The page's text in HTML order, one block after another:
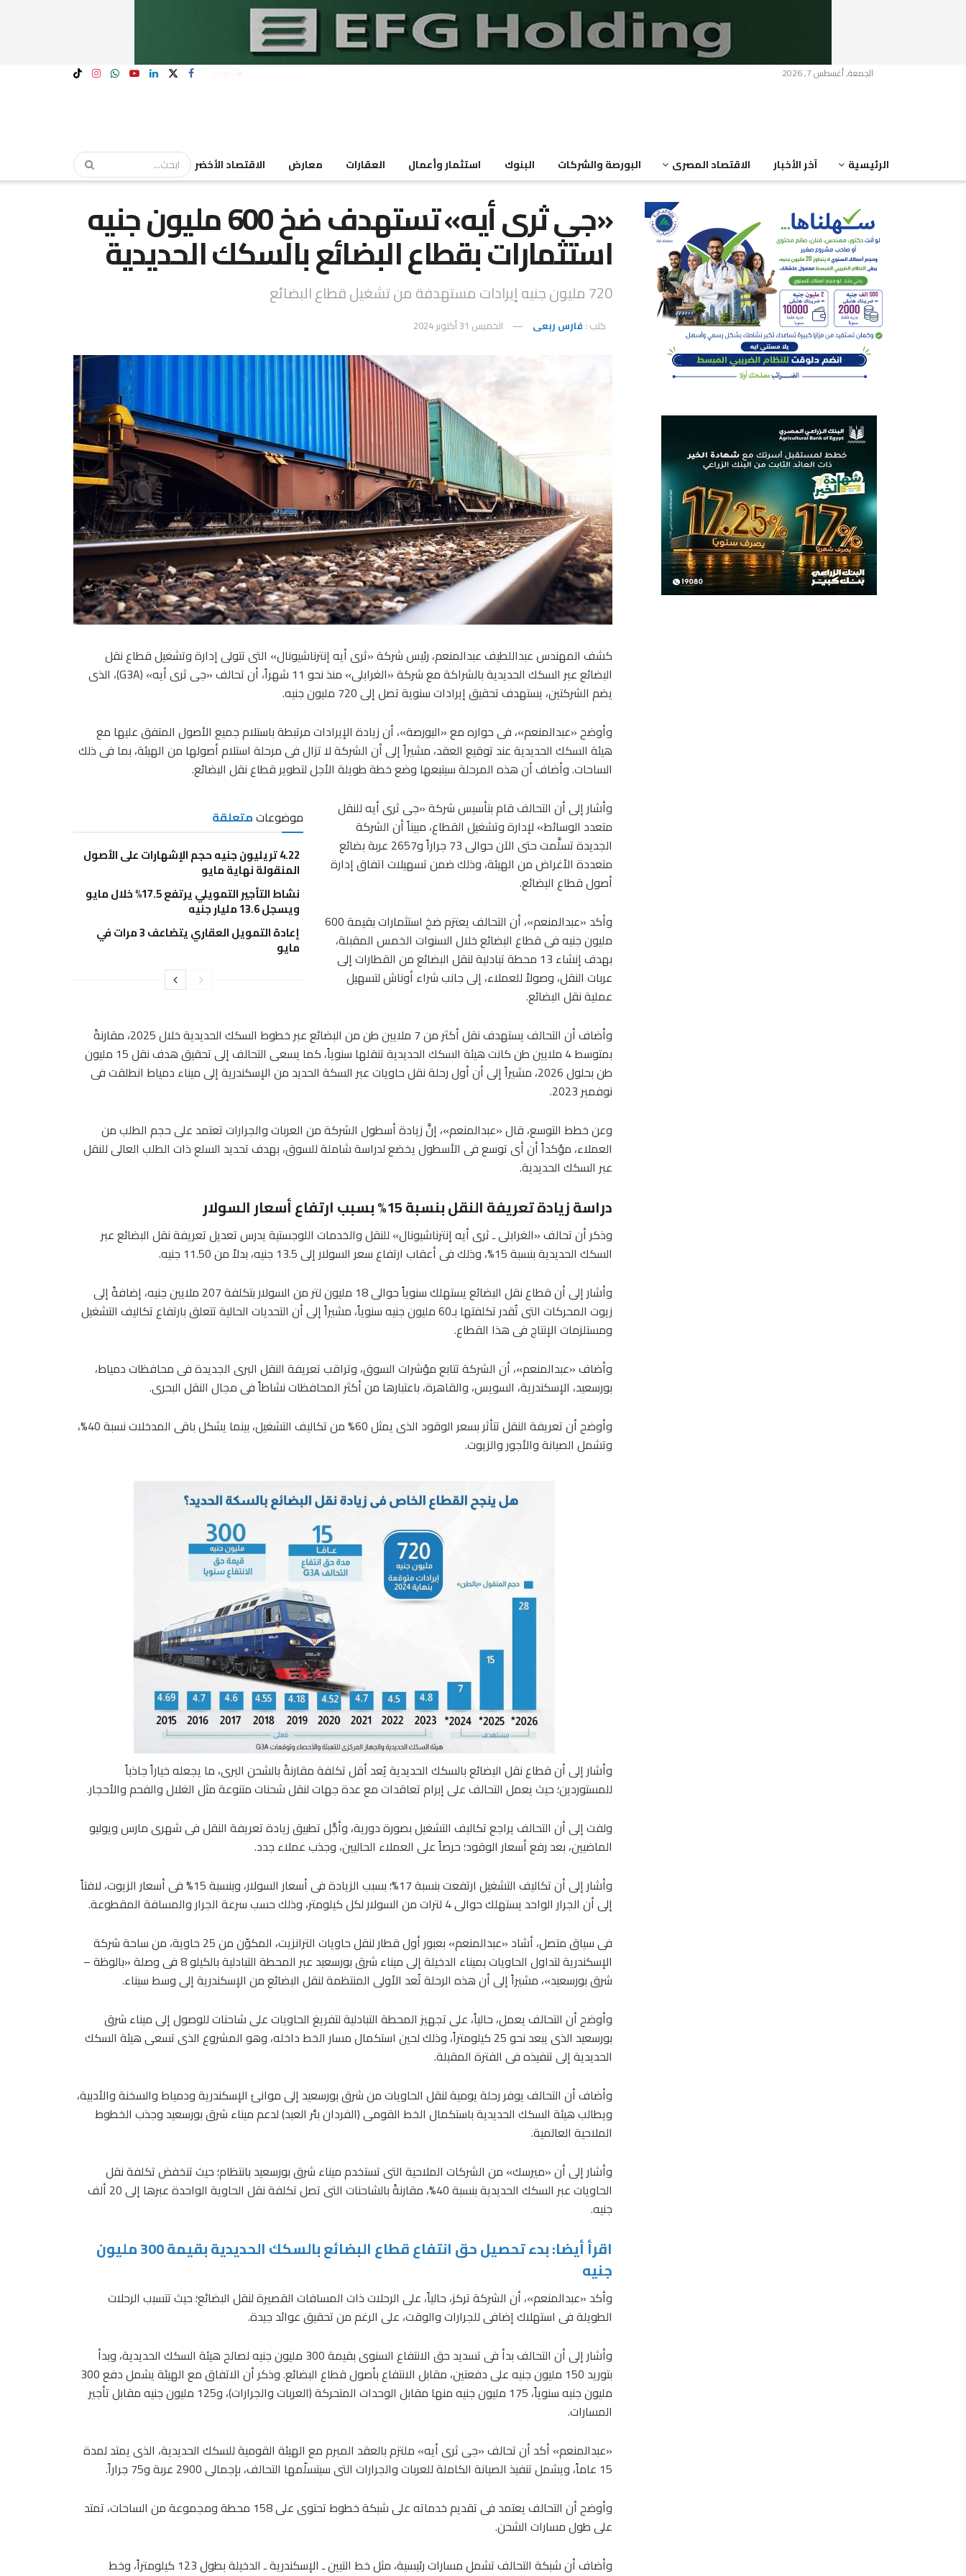
الجمعة, أغسطس 7, 2026
الرئيسية آخر الأخبار الاقتصاد المصرى البورصة والشركات البنوك استثمار وأعمال العقارات معارض الاقتصاد الأخضر
«جى ثرى أيه» تستهدف ضخ 600 مليون جنيه
استثمارات بقطاع البضائع بالسكك الحديدية
720 مليون جنيه إيرادات مستهدفة من تشغيل قطاع البضائع
كتب : فارس ربعى الخميس 31 أكتوبر 2024
كشف المهندس عبداللطيف عبدالمنعم، رئيس شركة «ثرى أيه إنترناشيونال» التى تتولى إدارة وتشغيل قطاع نقل
البضائع عبر السكك الحديدية بالشراكة مع شركة «الغرابلى» منذ نحو 11 شهراً، أن تحالف «جى ثرى أيه» (G3A)، الذى
يضم الشركتين، يستهدف تحقيق إيرادات سنوية تصل إلى 720 مليون جنيه.
وأوضح «عبدالمنعم»، فى حواره مع «البورصة»، أن زيادة الإيرادات مرتبطة باستلام جميع الأصول المتفق عليها مع
هيئة السكك الحديدية عند توقيع العقد، مشيراً إلى أن الشركة لا تزال فى مرحلة استلام أصولها من الهيئة، بما فى ذلك
الساحات. وأضاف أن هذه المرحلة سيتبعها وضع خطة طويلة الأجل لتطوير قطاع نقل البضائع.
موضوعاتمتعلقة
4.22 تريليون جنيه حجم الإشهارات على الأصول
المنقولة نهاية مايو
نشاط التأجير التمويلي يرتفع 17.5% خلال مايو
ويسجل 13.6 مليار جنيه
إعادة التمويل العقاري يتضاعف 3 مرات في
مايو
وأشار إلى أن التحالف قام بتأسيس شركة «جى ثرى أيه للنقل
متعدد الوسائط» لإدارة وتشغيل القطاع، مبيناً أن الشركة
الجديدة تسلَّمت حتى الآن حوالى 73 جراراً و2657 عربة بضائع
متعددة الأغراض من الهيئة، وذلك ضمن تسهيلات اتفاق إدارة
أصول قطاع البضائع.
وأكد «عبدالمنعم»، أن التحالف يعتزم ضخ استثمارات بقيمة 600
مليون جنيه فى قطاع البضائع خلال السنوات الخمس المقبلة،
بهدف إنشاء 13 محطة تبادلية لنقل البضائع من القطارات إلى
عربات النقل، وصولاً للعملاء، إلى جانب شراء أوناش لتسهيل
عملية نقل البضائع.
وأضاف أن التحالف يستهدف نقل أكثر من 7 ملايين طن من البضائع عبر خطوط السكك الحديدية خلال 2025، مقارنةً
بمتوسط 4 ملايين طن كانت هيئة السكك الحديدية تنقلها سنوياً، كما يسعى التحالف إلى تحقيق هدف نقل 15 مليون
طن بحلول 2026، مشيراً إلى أن أول رحلة نقل حاويات عبر السكة الحديد من الإسكندرية إلى ميناء دمياط انطلقت فى
نوفمبر 2023.
وعن خطط التوسع، قال «عبدالمنعم»، إنَّ زيادة أسطول الشركة من العربات والجرارات تعتمد على حجم الطلب من
العملاء، مؤكداً أن أى توسع فى الأسطول يخضع لدراسة شاملة للسوق، بهدف تحديد السلع ذات الطلب العالى للنقل
عبر السكك الحديدية.
دراسة زيادة تعريفة النقل بنسبة 15% بسبب ارتفاع أسعار السولار
وذكر أن تحالف «الغرابلى ـ ثرى أيه إنترناشيونال» للنقل والخدمات اللوجستية يدرس تعديل تعريفة نقل البضائع عبر
السكك الحديدية بنسبة 15%، وذلك فى أعقاب ارتفاع سعر السولار إلى 13.5 جنيه، بدلاً من 11.50 جنيه.
وأشار إلى أن قطاع نقل البضائع يستهلك سنوياً حوالى 18 مليون لتر من السولار بتكلفة 207 ملايين جنيه، إضافةً إلى
زيوت المحركات التى تُقدر تكلفتها بـ60 مليون جنيه سنوياً، مشيراً إلى أن التحديات الحالية تتعلق بارتفاع تكاليف التشغيل
ومستلزمات الإنتاج فى هذا القطاع.
وأضاف «عبدالمنعم»، أن الشركة تتابع مؤشرات السوق، وتراقب تعريفة النقل البرى الجديدة فى محافظات دمياط،
بورسعيد، الإسكندرية، السويس، والقاهرة، باعتبارها من أكثر المحافظات نشاطاً فى مجال النقل البحرى.
وأوضح أن تعريفة النقل تتأثر بسعر الوقود الذى يمثل 60% من تكاليف التشغيل، بينما يشكل باقى المدخلات نسبة 40%،
وتشمل الصيانة والأجور والزيوت.
وأشار إلى أن قطاع نقل البضائع بالسكك الحديدية يُعد أقل تكلفة مقارنةً بالشحن البرى، ما يجعله خياراً جاذباً
للمستوردين؛ حيث يعمل التحالف على إبرام تعاقدات مع عدة جهات لنقل شحنات متنوعة مثل الغلال والفحم والأحجار.
ولفت إلى أن التحالف يراجع تكاليف التشغيل بصورة دورية، وأجَّل تطبيق زيادة تعريفة النقل فى شهرى مارس ويوليو
الماضيين، بعد رفع أسعار الوقود؛ حرصاً على العملاء الحاليين، وجذب عملاء جدد.
وأشار إلى أن تكاليف التشغيل ارتفعت بنسبة 17%؛ بسبب الزيادة فى أسعار السولار، وبنسبة 15% فى أسعار الزيوت، لافتاً
إلى أن الجرار الواحد يستهلك حوالى 4 لترات من السولار لكل كيلومتر، وذلك حسب سرعة الجرار والمسافة المقطوعة.
فى سياق متصل، أشاد «عبدالمنعم» بعبور أول قطار لنقل حاويات الترانزيت، المكوّن من 25 حاوية، من ساحة شركة
الإسكندرية لتداول الحاويات بميناء الدخيلة إلى ميناء شرق بورسعيد عبر المحطة التبادلية بالكيلو 8 فى وصلة «بالوظة –
شرق بورسعيد»، مشيراً إلى أن هذه الرحلة تُعد الأولى المنتظمة لنقل البضائع من الإسكندرية إلى وسط سيناء.
وأوضح أن التحالف يعمل، حالياً، على تجهيز المحطة التبادلية لتفريغ الحاويات على شاحنات للوصول إلى ميناء شرق
بورسعيد الذى يبعد نحو 25 كيلومتراً، وذلك لحين استكمال مسار الخط داخله، وهو المشروع الذى تسعى هيئة السكك
الحديدية إلى تنفيذه فى الفترة المقبلة.
وأضاف أن التحالف يوفر رحلة يومية لنقل الحاويات من شرق بورسعيد إلى موانئ الإسكندرية ودمياط والسخنة والأدبية،
ويطالب هيئة السكك الحديدية باستكمال الخط القومى (الفردان بئر العبد) لدعم ميناء شرق بورسعيد وجذب الخطوط
الملاحية العالمية.
وأشار إلى أن «ميرسك» من الشركات الملاحية التى تستخدم ميناء شرق بورسعيد بانتظام؛ حيث تنخفض تكلفة نقل
الحاويات عبر السكك الحديدية بنسبة 40%، مقارنةً بالشاحنات التى تصل تكلفة نقل الحاوية الواحدة عبرها إلى 20 ألف
جنيه.
اقرأ أيضا: بدء تحصيل حق انتفاع قطاع البضائع بالسكك الحديدية بقيمة 300 مليون
جنيه
وأكد «عبدالمنعم»، أن الشركة تركز، حالياً، على الرحلات ذات المسافات القصيرة لنقل البضائع؛ حيث تتسبب الرحلات
الطويلة فى استهلاك إضافى للجرارات والوقت، على الرغم من تحقيق عوائد جيدة.
وأشار إلى أن التحالف بدأ فى تسديد حق الانتفاع السنوى بقيمة 300 مليون جنيه لصالح هيئة السكك الحديدية، وبدأ
بتوريد 150 مليون جنيه على دفعتين، مقابل الانتفاع بأصول قطاع البضائع. وذكر أن الاتفاق مع الهيئة يشمل دفع 300
مليون جنيه سنوياً، 175 مليون جنيه منها مقابل الوحدات المتحركة (العربات والجرارات)، و125 مليون جنيه مقابل تأجير
المسارات.
«عبدالمنعم» أكد أن تحالف «جى ثرى أيه» ملتزم بالعقد المبرم مع الهيئة القومية للسكك الحديدية، الذى يمتد لمدة
15 عاماً، ويشمل تنفيذ الصيانة الكاملة للعربات والجرارات التى سيتسلّمها التحالف، بإجمالى 2900 عربة و75 جراراً.
وأوضح أن التحالف يعتمد فى تقديم خدماته على شبكة خطوط تحتوى على 158 محطة ومجموعة من الساحات، تمتد
على طول مسارات الشحن.
وأضاف أن شبكة التحالف تشمل مسارات رئيسية، مثل خط التبين ـ الإسكندرية ـ الدخيلة بطول 123 كيلومتراً، وخط